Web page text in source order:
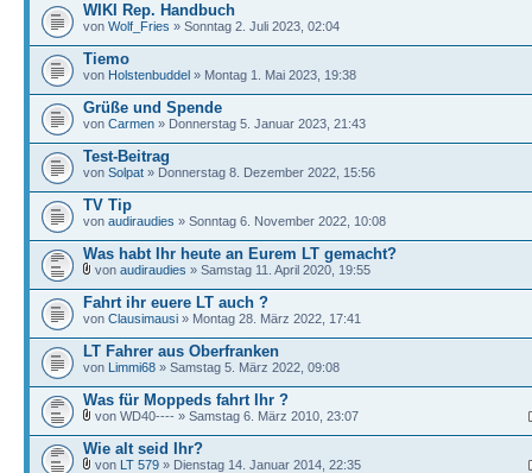
WIKI Rep. Handbuch
von Wolf_Fries » Sonntag 2. Juli 2023, 02:04
Tiemo
von Holstenbuddel » Montag 1. Mai 2023, 19:38
Grüße und Spende
von Carmen » Donnerstag 5. Januar 2023, 21:43
Test-Beitrag
von Solpat » Donnerstag 8. Dezember 2022, 15:56
TV Tip
von audiraudies » Sonntag 6. November 2022, 10:08
Was habt Ihr heute an Eurem LT gemacht?
von audiraudies » Samstag 11. April 2020, 19:55
Fahrt ihr euere LT auch ?
von Clausimausi » Montag 28. März 2022, 17:41
LT Fahrer aus Oberfranken
von Limmi68 » Samstag 5. März 2022, 09:08
Was für Moppeds fahrt Ihr ?
von WD40---- » Samstag 6. März 2010, 23:07
Wie alt seid Ihr?
von LT 579 » Dienstag 14. Januar 2014, 22:35